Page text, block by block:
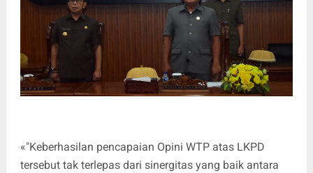
«"Keberhasilan pencapaian Opini WTP atas LKPD
tersebut tak terlepas dari sinergitas yang baik antara